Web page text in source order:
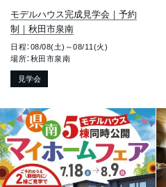
モデルハウス完成見学会｜予約
制｜秋田市泉南
日程：08/08(土)～08/11(火)
場所：秋田市泉南
見学会